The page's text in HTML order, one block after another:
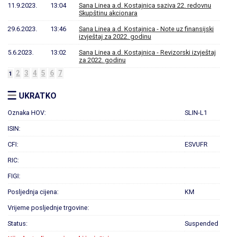
11.9.2023. 13:04
Sana Linea a.d. Kostajnica saziva 22. redovnu
Skupštinu akcionara
29.6.2023. 13:46
Sana Linea a.d. Kostajnica - Note uz finansijski
izvještaj za 2022. godinu
5.6.2023. 13:02
Sana Linea a.d. Kostajnica - Revizorski izvještaj
za 2022. godinu
1 2 3 4 5 6 7
UKRATKO
Oznaka HOV: SLIN-L1
ISIN:
CFI: ESVUFR
RIC:
FIGI:
Posljednja cijena: KM
Vrijeme posljednje trgovine:
Status: Suspended